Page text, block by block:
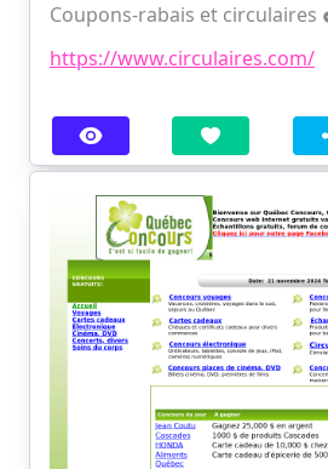
Coupons-rabais et circulaires
https://www.circulaires.com/